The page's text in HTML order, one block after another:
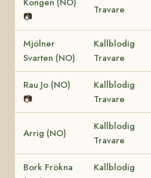
📷
Travare
Mjölner
Svarten (NO)
Kallblodig
Travare
Rau Jo (NO)
📷
Kallblodig
Travare
Arrig (NO)
Kallblodig
Travare
Bork Frökna
Kallblodig